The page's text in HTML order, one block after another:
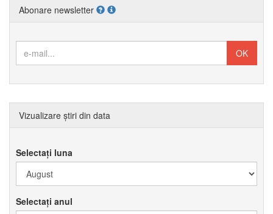
Abonare newsletter
Vizualizare știri din data
Selectați luna
Selectați anul